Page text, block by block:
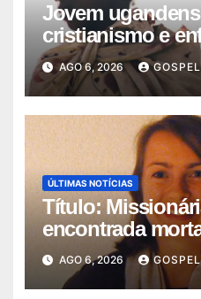
Jovem
cristianismo e
perseguiçã…
AGO 6, 2026
ÚLTIMAS NOTÍCIAS
Título:
encontrada
Igreja …
AGO 6, 2026